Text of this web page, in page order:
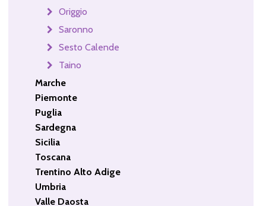
Origgio
Saronno
Sesto Calende
Taino
Marche
Piemonte
Puglia
Sardegna
Sicilia
Toscana
Trentino Alto Adige
Umbria
Valle Daosta